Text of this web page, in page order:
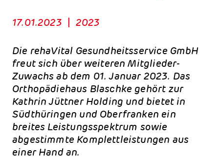
17.01.2023 | 2023
Die rehaVital Gesundheitsservice GmbH
freut sich über weiteren Mitglieder-
Zuwachs ab dem 01. Januar 2023. Das
Orthopädiehaus Blaschke gehört zur
Kathrin Jüttner Holding und bietet in
Südthüringen und Oberfranken ein
breites Leistungsspektrum sowie
abgestimmte Komplettleistungen aus
einer Hand an.